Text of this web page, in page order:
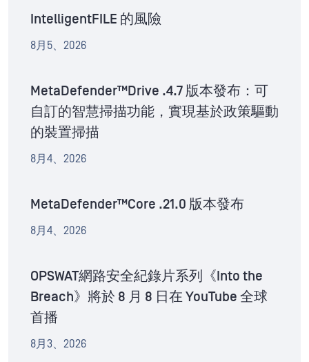
IntelligentFILE 的風險
8月5、2026
MetaDefender™Drive .4.7 版本發布：可
自訂的智慧掃描功能，實現基於政策驅動
的裝置掃描
8月4、2026
MetaDefender™Core .21.0 版本發布
8月4、2026
OPSWAT網路安全紀錄片系列《Into the
Breach》將於 8 月 8 日在 YouTube 全球
首播
8月3、2026